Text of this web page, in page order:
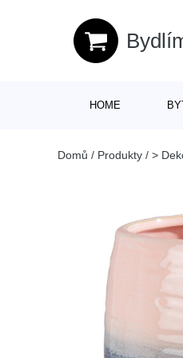
HOME
Domů / Produkty / >